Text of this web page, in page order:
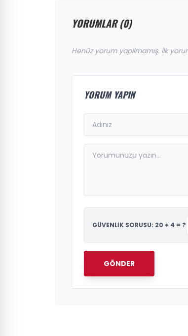
YORUMLAR (0)
Henüz yorum yapılmamış. İlk
YORUM YAPIN
GÜVENLİK SORUSU: 20 + 4 = ?
GÖNDER